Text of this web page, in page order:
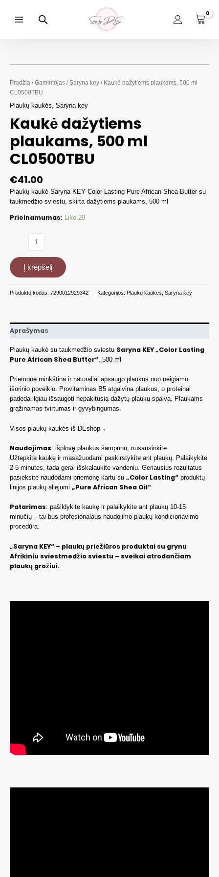
turinio
Pradžia /Gamintojas / Saryna key / Kaukė dažytiems plaukams, 500 ml
CL0500TBU
Plaukų kaukės, Saryna key
Kaukė dažytiems
plaukams, 500 ml
CL0500TBU
€41.00
Plaukų kaukė Saryna KEY Color Lasting Pure African Shea Butter su
taukmedžio sviestu, skirta dažytiems plaukams, 500 ml
Prieinamumas: Liko 20
Kaukė
dažytiems
plaukams,
ml
Į krepšelį
Produkto kodas: 7290012929342 Kategorijos: Plaukų kaukės Saryna key
Aprašymas
Plaukų kaukė su taukmedžio sviestu Saryna KEY „Color Lasting
Pure African Shea Butter“ , 500 ml
Priemonė minkština ir natūraliai apsaugo plaukus nuo neigiamo
išorinio poveikio. Provitaminas B5 atgaivina plaukus, o proteinai
padeda ilgiau išsaugoti nepakitusią dažytų plaukų spalvą. Plaukams
grąžinamas tvirtumas ir gyvybingumas.
Visos plaukų kaukės iš DEshop→
Naudojimas: išplovę plaukus šampūnu, nusausinkite.
Užtepkite kaukę ir masažuodami paskirstykite ant plaukų. Palaikykite
2-5 minutes, tada gerai išskalaukite vandeniu. Geriausius rezultatus
pasieksite naudodami priemonę kartu su „Color Lasting“ produktų
linijos plaukų aliejumi „Pure African Shea Oil“
Patarimas: pašildykite kaukę ir palaikykite ant plaukų 10-15
minučių – tai bus profesionalaus naudojimo plaukų kondicionavimo
procedūra.
„Saryna KEY“ – plaukų priežiūros produktai su grynu
Afrikiniu sviestmedžio sviestu – sveikai atrodančiam
plaukų grožiui.